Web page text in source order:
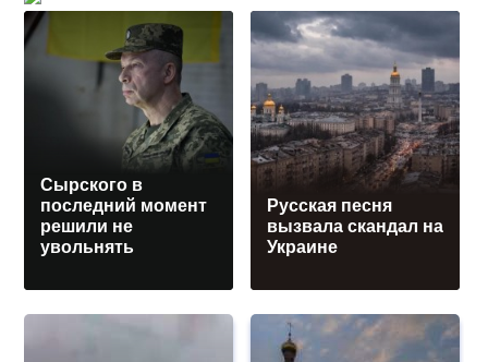
Сырского в
последний момент
решили не
увольнять
Русская песня
вызвала скандал на
Украине